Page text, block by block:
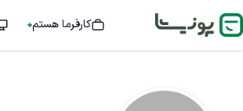
کارفرما هستم